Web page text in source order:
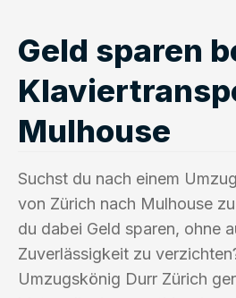
Geld sparen
Mulhouse
Suchst du nach einem
von Zürich nach Mulhouse
du dabei Geld sparen, ohne
Zuverlässigkeit zu
Umzugskönig Durr Zürich